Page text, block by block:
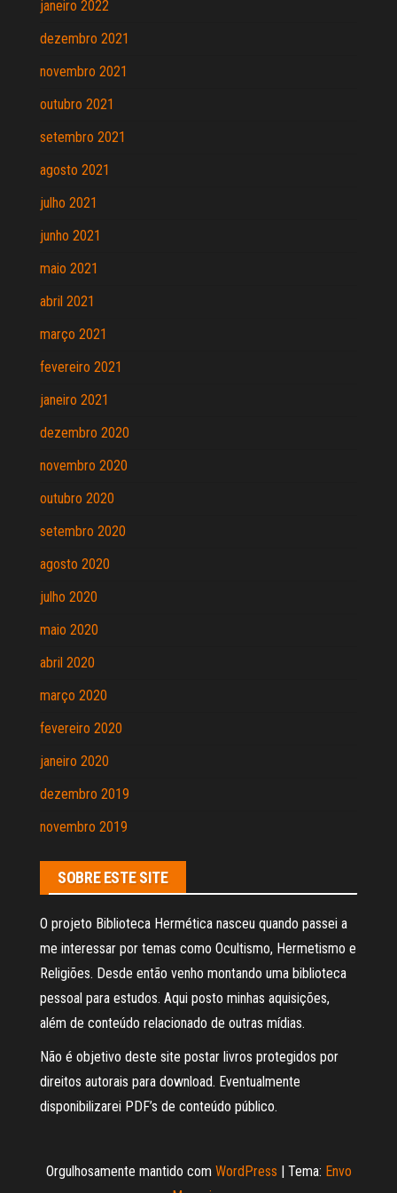
janeiro 2022
dezembro 2021
novembro 2021
outubro 2021
setembro 2021
agosto 2021
julho 2021
junho 2021
maio 2021
abril 2021
março 2021
fevereiro 2021
janeiro 2021
dezembro 2020
novembro 2020
outubro 2020
setembro 2020
agosto 2020
julho 2020
maio 2020
abril 2020
março 2020
fevereiro 2020
janeiro 2020
dezembro 2019
novembro 2019
SOBRE ESTE SITE
O projeto Biblioteca Hermética nasceu quando passei a
me interessar por temas como Ocultismo, Hermetismo e
Religiões. Desde então venho montando uma biblioteca
pessoal para estudos. Aqui posto minhas aquisições,
além de conteúdo relacionado de outras mídias.
Não é objetivo deste site postar livros protegidos por
direitos autorais para download. Eventualmente
disponibilizarei PDF’s de conteúdo público.
Orgulhosamente mantido com WordPress | Tema: Envo